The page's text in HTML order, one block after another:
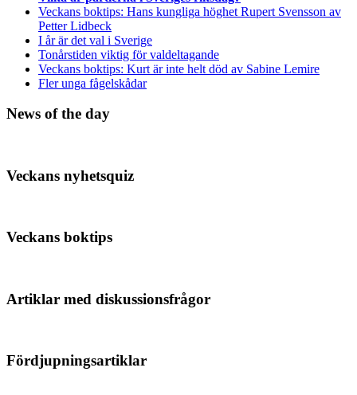
Veckans boktips: Hans kungliga höghet Rupert Svensson av
Petter Lidbeck
I år är det val i Sverige
Tonårstiden viktig för valdeltagande
Veckans boktips: Kurt är inte helt död av Sabine Lemire
Fler unga fågelskådar
News of the day
Veckans nyhetsquiz
Veckans boktips
Artiklar med diskussionsfrågor
Fördjupningsartiklar